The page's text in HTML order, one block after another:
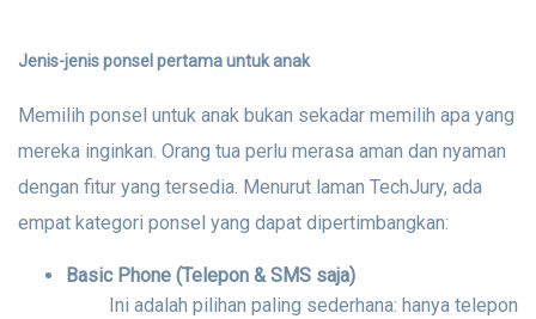
Jenis-jenis ponsel pertama untuk anak
Memilih ponsel untuk anak bukan sekadar memilih apa yang
mereka inginkan. Orang tua perlu merasa aman dan nyaman
dengan fitur yang tersedia. Menurut laman TechJury, ada
empat kategori ponsel yang dapat dipertimbangkan:
Basic Phone (Telepon & SMS saja)
Ini adalah pilihan paling sederhana: hanya telepon